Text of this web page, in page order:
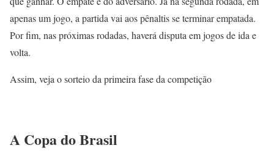
apenas um jogo, a partida vai aos pênaltis se terminar empatada.
Por fim, nas próximas rodadas, haverá disputa em jogos de ida e
volta.
Assim, veja o sorteio da primeira fase da competição
A Copa do Brasil